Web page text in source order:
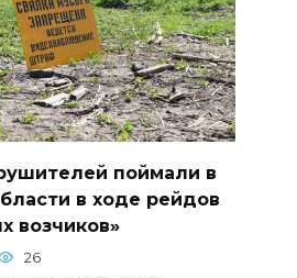
поймали в
в ходе рейдов
возчиков»
26